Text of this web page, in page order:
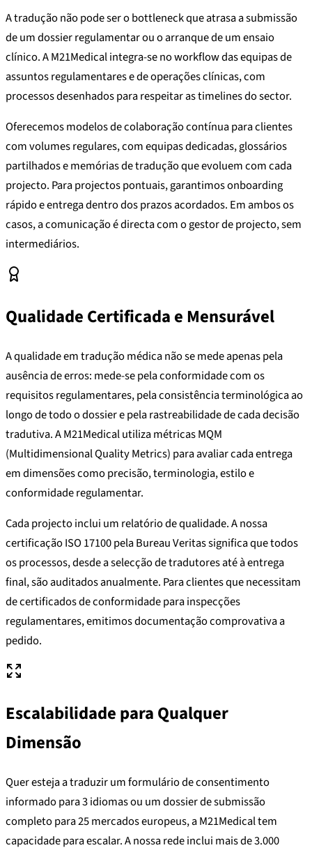
A tradução não pode ser o bottleneck que atrasa a submissão
de um dossier regulamentar ou o arranque de um ensaio
clínico. A M21Medical integra-se no workflow das equipas de
assuntos regulamentares e de operações clínicas, com
processos desenhados para respeitar as timelines do sector.
Oferecemos modelos de colaboração contínua para clientes
com volumes regulares, com equipas dedicadas, glossários
partilhados e memórias de tradução que evoluem com cada
projecto. Para projectos pontuais, garantimos onboarding
rápido e entrega dentro dos prazos acordados. Em ambos os
casos, a comunicação é directa com o gestor de projecto, sem
intermediários.
Qualidade Certificada e Mensurável
A qualidade em tradução médica não se mede apenas pela
ausência de erros: mede-se pela conformidade com os
requisitos regulamentares, pela consistência terminológica ao
longo de todo o dossier e pela rastreabilidade de cada decisão
tradutiva. A M21Medical utiliza métricas MQM
(Multidimensional Quality Metrics) para avaliar cada entrega
em dimensões como precisão, terminologia, estilo e
conformidade regulamentar.
Cada projecto inclui um relatório de qualidade. A nossa
certificação ISO 17100 pela Bureau Veritas significa que todos
os processos, desde a selecção de tradutores até à entrega
final, são auditados anualmente. Para clientes que necessitam
de certificados de conformidade para inspecções
regulamentares, emitimos documentação comprovativa a
pedido.
Escalabilidade para Qualquer
Dimensão
Quer esteja a traduzir um formulário de consentimento
informado para 3 idiomas ou um dossier de submissão
completo para 25 mercados europeus, a M21Medical tem
capacidade para escalar. A nossa rede inclui mais de 3.000